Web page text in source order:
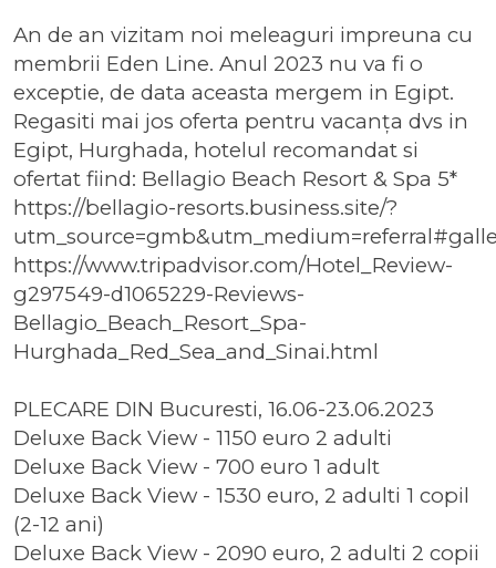
An de an vizitam noi meleaguri impreuna cu
membrii Eden Line. Anul 2023 nu va fi o
exceptie, de data aceasta mergem in Egipt.
Regasiti mai jos oferta pentru vacanța dvs in
Egipt, Hurghada, hotelul recomandat si
ofertat fiind: Bellagio Beach Resort & Spa 5*
https://bellagio-resorts.business.site/?
https://www.tripadvisor.com/Hotel_Review-
g297549-d1065229-Reviews-
Bellagio_Beach_Resort_Spa-
Hurghada_Red_Sea_and_Sinai.html
PLECARE DIN Bucuresti, 16.06-23.06.2023
Deluxe Back View - 1150 euro 2 adulti
Deluxe Back View - 700 euro 1 adult
Deluxe Back View - 1530 euro, 2 adulti 1 copil
(2-12 ani)
Deluxe Back View - 2090 euro, 2 adulti 2 copii